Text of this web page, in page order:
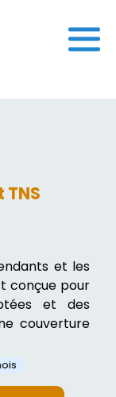
et les
conçue pour
et des
couverture